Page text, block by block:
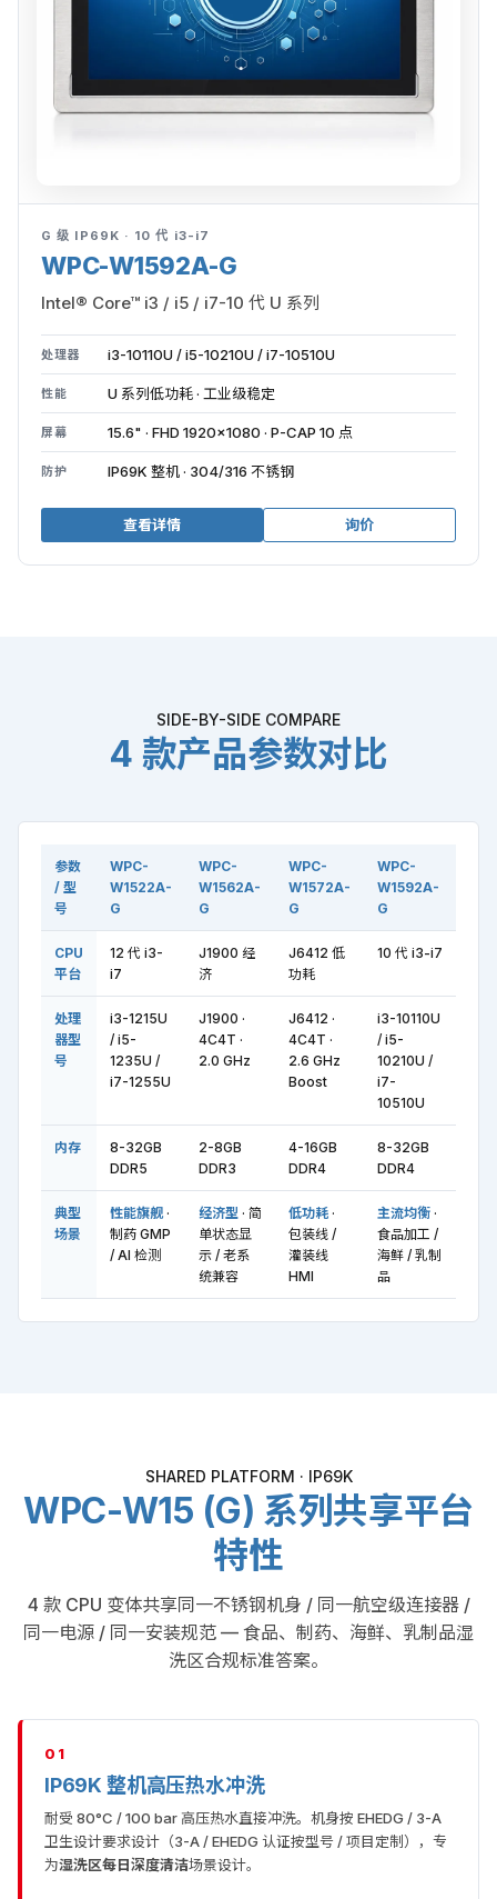
G 级 IP69K · 10 代 i3-i7
WPC-W1592A-G
Intel® Core™ i3 / i5 / i7-10 代 U 系列
处理器 i3-10110U / i5-10210U / i7-10510U
性能 U 系列低功耗 · 工业级稳定
屏幕 15.6" · FHD 1920×1080 · P-CAP 10 点
防护 IP69K 整机 · 304/316 不锈钢
查看详情 询价
SIDE-BY-SIDE COMPARE
4 款产品参数对比
参数
/ 型
号
WPC-
W1522A-
G
WPC-
W1562A-
G
WPC-
W1572A-
G
WPC-
W1592A-
G
CPU
平台
12 代 i3-
i7
J1900 经
济
J6412 低
功耗
10 代 i3-i7
处理
器型
号
i3-1215U
/ i5-
1235U /
i7-1255U
J1900 ·
4C4T ·
2.0 GHz
J6412 ·
4C4T ·
2.6 GHz
Boost
i3-10110U
/ i5-
10210U /
i7-
10510U
内存
8-32GB
DDR5
2-8GB
DDR3
4-16GB
DDR4
8-32GB
DDR4
典型
场景
性能旗舰·
制药 GMP
/ AI 检测
经济型 · 简
单状态显
示 / 老系
统兼容
低功耗 ·
包装线 /
灌装线
HMI
主流均衡 ·
食品加工 /
海鲜 / 乳制
品
SHARED PLATFORM · IP69K
WPC-W15 (G) 系列共享平台
特性
4 款 CPU 变体共享同一不锈钢机身 / 同一航空级连接器 /
同一电源 / 同一安装规范 — 食品、制药、海鲜、乳制品湿
洗区合规标准答案。
01
IP69K 整机高压热水冲洗
耐受 80°C / 100 bar 高压热水直接冲洗。机身按 EHEDG / 3-A
卫生设计要求设计（3-A / EHEDG 认证按型号 / 项目定制），专
为湿洗区每日深度清洁场景设计。